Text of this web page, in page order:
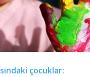
çocuklar: